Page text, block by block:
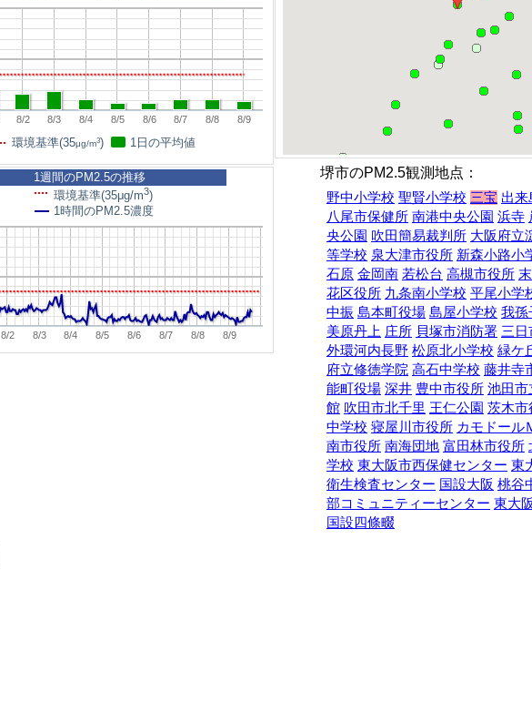
8/2 8/3 8/4 8/5 8/6 8/7 8/8 8/9
環境基準(35μg/m3) 1日の平均値
8/2 8/3 8/4 8/5 8/6 8/7 8/8 8/9
1週間のPM2.5の推移
環境基準(35μg/m3)
1時間のPM2.5濃度
堺市のPM2.5観測地点：
野中小学校 聖賢小学校 三宝 出来
八尾市保健所 南港中央公園 浜寺
央公園 吹田簡易裁判所 大阪府立
等学校 泉大津市役所 新森小路小
石原 金岡南 若松台 高槻市役所
花区役所 九条南小学校 平尾小学
中振 島本町役場 島屋小学校 我孫
美原丹上 庄所 貝塚市消防署 三日
外環河内長野 松原北小学校 緑ケ
府立修徳学院 高石中学校 藤井寺
能町役場 深井 豊中市役所 池田市
館 吹田市北千里 王仁公園 茨木市
中学校 寝屋川市役所 カモドール
南市役所 南海団地 富田林市役所
学校 東大阪市西保健センター 東
衛生検査センター 国設大阪 桃谷
部コミュニティーセンター 東大
国設四條畷